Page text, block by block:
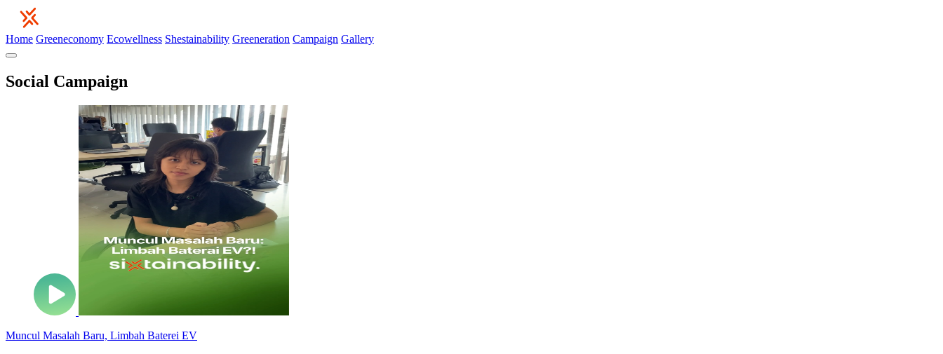
Home Greeneconomy Ecowellness Shestainability Greeneration Campaign Gallery
Social Campaign
Muncul Masalah Baru, Limbah Baterei EV